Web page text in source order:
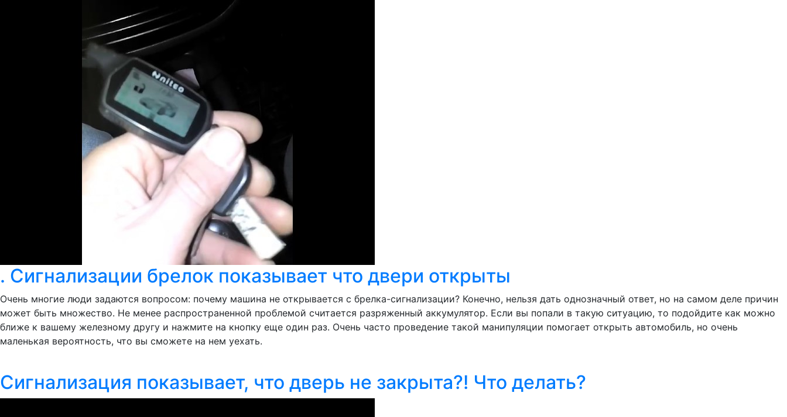
. Сигнализации брелок показывает что двери открыты
Очень многие люди задаются вопросом: почему машина не открывается с брелка-сигнализации? Конечно, нельзя дать однозначный ответ, но на самом деле причин
может быть множество. Не менее распространенной проблемой считается разряженный аккумулятор. Если вы попали в такую ситуацию, то подойдите как можно
ближе к вашему железному другу и нажмите на кнопку еще один раз. Очень часто проведение такой манипуляции помогает открыть автомобиль, но очень
маленькая вероятность, что вы сможете на нем уехать.
Сигнализация показывает, что дверь не закрыта?! Что делать?